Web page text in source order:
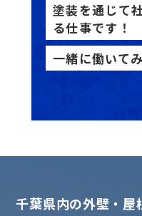
塗装を通じて
る仕事です！
一緒に働いて
千葉県内の外壁・